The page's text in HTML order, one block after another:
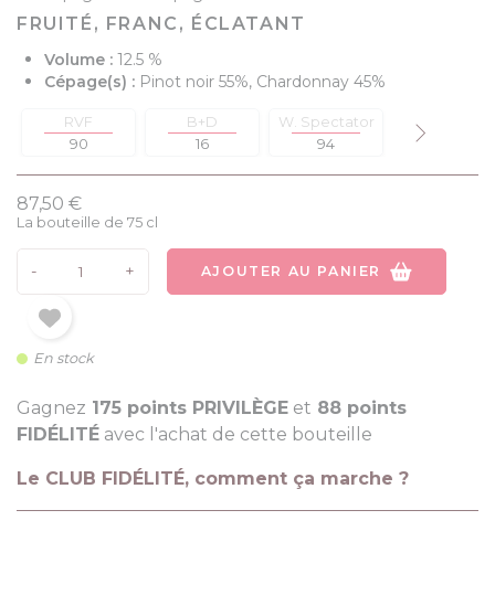
FRUITÉ, FRANC, ÉCLATANT
Volume : 12.5 %
Cépage(s) : Pinot noir 55%, Chardonnay 45%
RVF
90
B+D
16
W. Spectator
94
Decanter
87,50 €
La bouteille de 75 cl
- + AJOUTER AU PANIER
En stock
Gagnez 175 points PRIVILÈGE et 88 points
FIDÉLITÉ avec l'achat de cette bouteille
Le CLUB FIDÉLITÉ, comment ça marche ?